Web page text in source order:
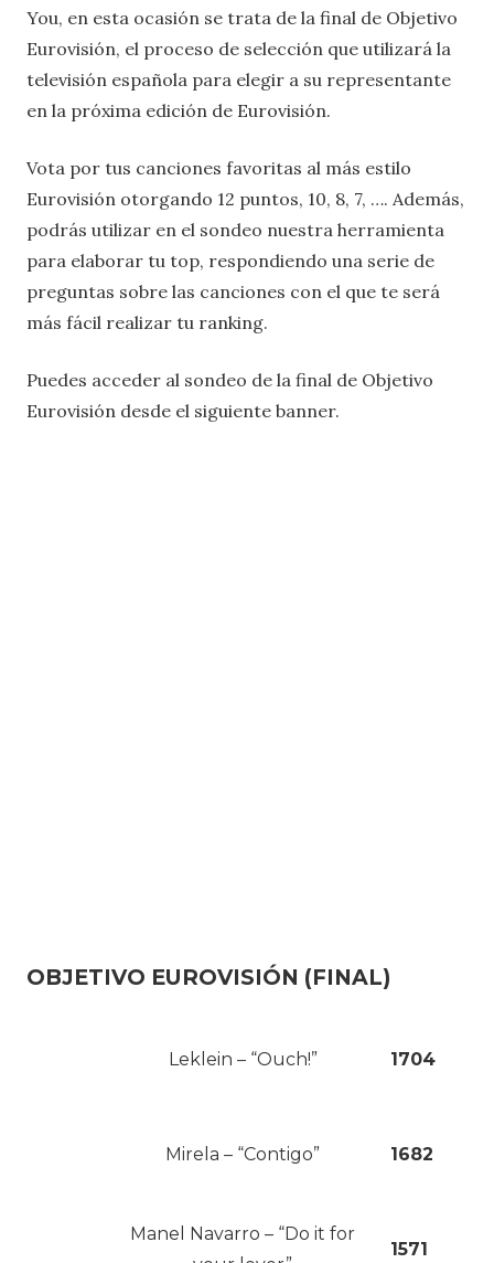
You, en esta ocasión se trata de la final de Objetivo
Eurovisión, el proceso de selección que utilizará la
televisión española para elegir a su representante
en la próxima edición de Eurovisión.
Vota por tus canciones favoritas al más estilo
Eurovisión otorgando 12 puntos, 10, 8, 7, …. Además,
podrás utilizar en el sondeo nuestra herramienta
para elaborar tu top, respondiendo una serie de
preguntas sobre las canciones con el que te será
más fácil realizar tu ranking.
Puedes acceder al sondeo de la final de Objetivo
Eurovisión desde el siguiente banner.
OBJETIVO EUROVISIÓN (FINAL)
Leklein – “Ouch!” 1704
Mirela – “Contigo” 1682
Manel Navarro – “Do it for
1571